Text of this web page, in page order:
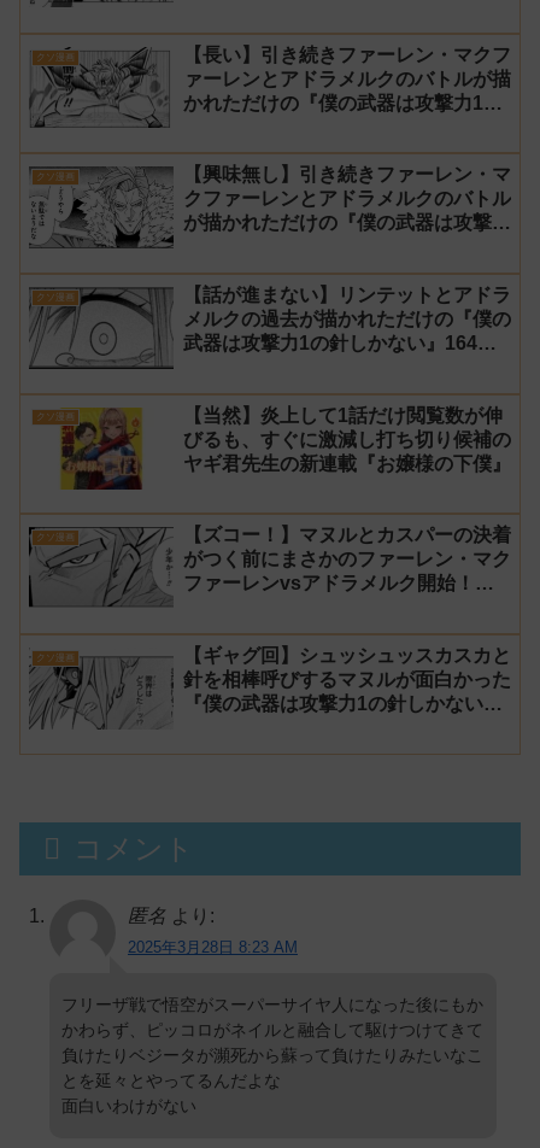
クソ漫画
【長い】引き続きファーレン・マクフ
ァーレンとアドラメルクのバトルが描
かれただけの『僕の武器は攻撃力1の
クソ漫画
【興味無し】引き続きファーレン・マ
クファーレンとアドラメルクのバトル
が描かれただけの『僕の武器は攻撃力
郎】
クソ漫画
【話が進まない】リンテットとアドラ
メルクの過去が描かれただけの『僕の
武器は攻撃力1の針しかない』164話
クソ漫画
【当然】炎上して1話だけ閲覧数が伸
びるも、すぐに激減し打ち切り候補の
ヤギ君先生の新連載『お嬢様の下僕』
クソ漫画
【ズコー！】マヌルとカスパーの決着
がつく前にまさかのファーレン・マク
ファーレンvsアドラメルク開始！？
163話 感想【針太郎】
クソ漫画
【ギャグ回】シュッシュッスカスカと
針を相棒呼びするマヌルが面白かった
『僕の武器は攻撃力1の針しかない』
コメント
匿名 より:
2025年3月28日 8:23 AM
フリーザ戦で悟空がスーパーサイヤ人になった後にもか
かわらず、ピッコロがネイルと融合して駆けつけてきて
負けたりベジータが瀕死から蘇って負けたりみたいなこ
とを延々とやってるんだよな
面白いわけがない